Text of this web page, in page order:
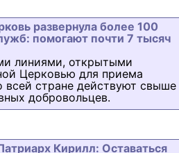
развернула более 100
помогают почти 7 тысяч
линиями, открытыми
Церковью для приема
стране действуют свыше
добровольцев.
Кирилл: Оставаться